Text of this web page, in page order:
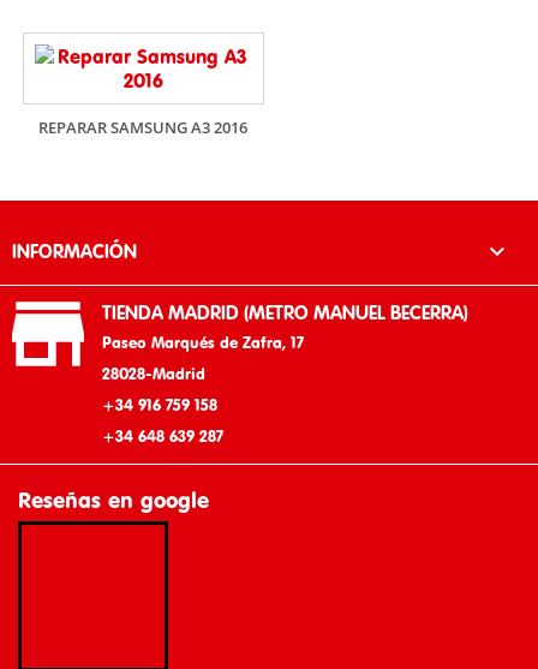
REPARAR SAMSUNG A3 2016
INFORMACIÓN 
 TIENDA MADRID (METRO MANUEL BECERRA)
Paseo Marqués de Zafra, 17
28028-Madrid
+34 916 759 158
+34 648 639 287
Reseñas en google